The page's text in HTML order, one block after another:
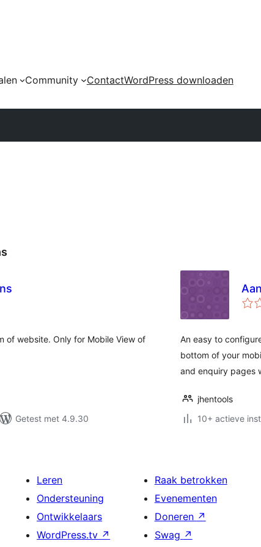
Community ContactWordPress downloaden
of website. Only for Mobile View of
Getest met 4.9.30
An easy to
bottom of your
and enquiry pages
jhentools
10+ actieve
Leren
Ondersteuning
Ontwikkelaars
WordPress.tv ↗
Raak betrokken
Evenementen
Doneren ↗
Swag ↗